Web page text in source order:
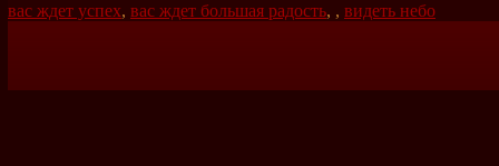
вас ждет успех, вас ждет большая радость, , видеть небо